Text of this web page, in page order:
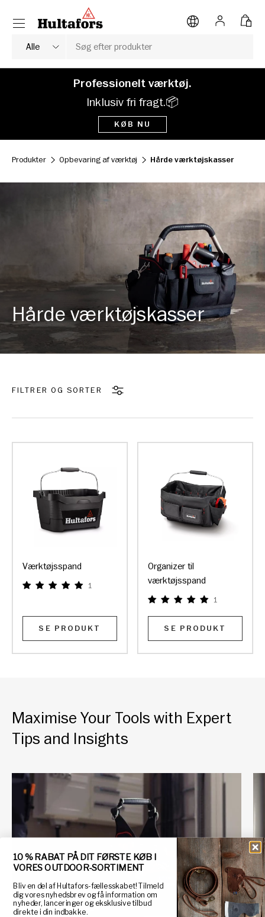
SPRING TIL INDHOLD
Søg
Produkttype
Alle
Log på
Menu
Professionelt værktøj.
Inklusiv fri fragt.📦
KØB NU
Produkter Opbevaring af værktøj Hårde værktøjskasser
Hårde værktøjskasser
FILTRER OG SORTER
Værktøjsspand
1
SE PRODUKT
Organizer til
værktøjsspand
1
SE PRODUKT
Maximise Your Tools with Expert
Tips and Insights
10 % RABAT PÅ DIT FØRSTE KØB I
VORES OUTDOOR-SORTIMENT
Bliv en del af Hultafors-fællesskabet! Tilmeld
dig vores nyhedsbrev og få information om
nyheder, lanceringer og eksklusive tilbud
direkte i din indbakke.